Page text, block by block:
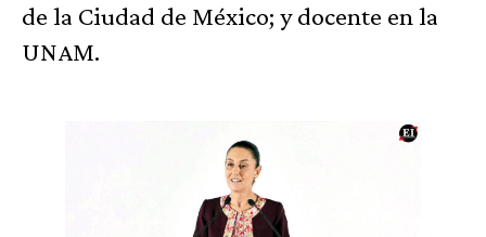
de la Ciudad de México; y docente en la
UNAM.